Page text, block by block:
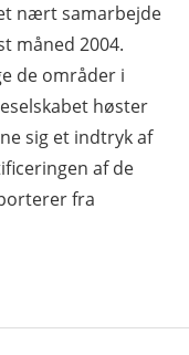
nært samarbejde
måned 2004.
de områder i
høster
sig et indtryk af
af de
fra